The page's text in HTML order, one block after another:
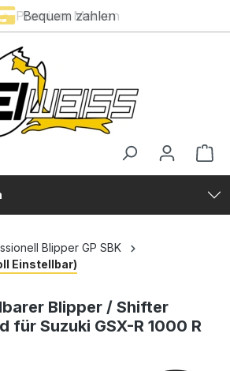
Premium Marken
Bequem zahlen
Blipper GP SBK
Einstellbar)
Blipper / Shifter
für Suzuki GSX-R 1000 R